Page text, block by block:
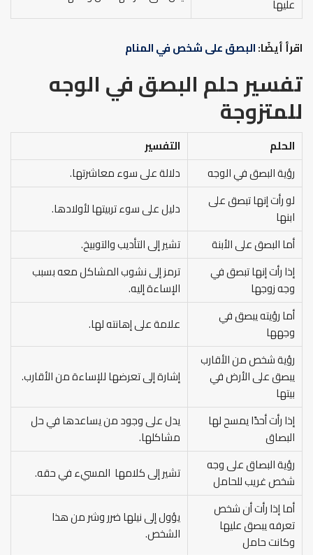
عليها
اقرأ أيضًا:البصق على شخص في المنام
تفسير حلم البصق في الوجه
للمتزوجة
الحلم
التفسير
رؤية البصق في الوجه
دلالة على سوء معاشرتها.
لو رأت إنها تبصق على
ابنها
دليل على سوء تربيتها لأولادها.
أما البصق على الأبنة
تشير إلى التأديب والتوبيخ.
إذا رأت إنها تبصق في
وجه زوجها
ترمز إلى نشوب المشاكل معه بسبب
الإساءة إليه.
أما رؤيته يبصق في
وجهها
علامة على إهانته لها.
رؤية شخص من الأقارب
يبصق على الأرض في
بيتها
إشارة إلى تعرضها للإساءة من الأقارب.
إذا رأت أحدًا يمسح لها
البصاق
يدل على وجود من يساعدها في حل
مشاكلها.
رؤية البصاق على وجه
شخص غريب للحامل
تشير إلى كلامها المسيء في حقه.
أما إذا رأت أن شخص
تعرفه يبصق عليها
وكانت حامل
يؤول إلى نيلها ضرر وشر من هذا
الشخص.